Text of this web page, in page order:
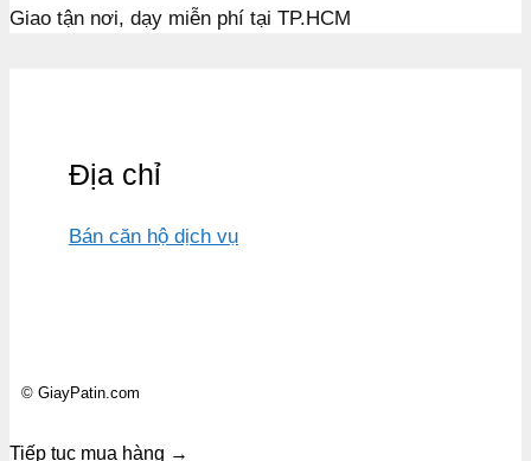
Giao tận nơi, dạy miễn phí tại TP.HCM
Địa chỉ
Bán căn hộ dịch vụ
© GiayPatin.com
Tiếp tục mua hàng →